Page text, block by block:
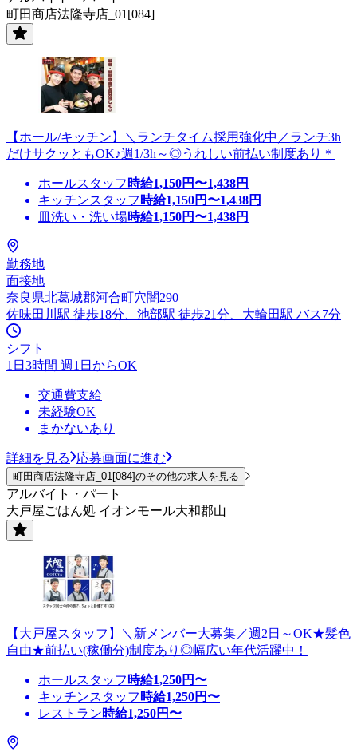
町田商店法隆寺店_01[084]
【ホール/キッチン】＼ランチタイム採用強化中／ランチ3h
だけサクッともOK♪週1/3h～◎うれしい前払い制度あり＊
ホールスタッフ 時給1,150円〜1,438円
キッチンスタッフ 時給1,150円〜1,438円
皿洗い・洗い場時給1,150円〜1,438円
勤務地
面接地
奈良県北葛城郡河合町穴闇290
佐味田川駅 徒歩18分、池部駅 徒歩21分、大輪田駅 バス7分
シフト
1日3時間 週1日からOK
交通費支給
未経験OK
まかないあり
詳細を見る 応募画面に進む
町田商店法隆寺店_01[084]のその他の求人を見る
アルバイト・パート
大戸屋ごはん処 イオンモール大和郡山
【大戸屋スタッフ】＼新メンバー大募集／週2日～OK★髪色
自由★前払い(稼働分)制度あり◎幅広い年代活躍中！
ホールスタッフ 時給1,250円〜
キッチンスタッフ 時給1,250円〜
レストラン時給1,250円〜